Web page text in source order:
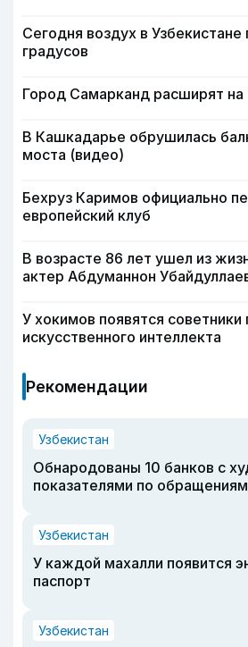
Сегодня воздух в
градусов
Город Самарканд расширят на
В Кашкадарье обрушилась
моста (видео)
Бехруз Каримов официально
европейский клуб
В возрасте 86 лет ушел из
актер Абдуманнон
У хокимов появятся советники
искусственного интеллекта
Рекомендации
Узбекистан
Обнародованы 10 банков с
показателями по обращениям
Узбекистан
У каждой махалли появится
паспорт
Узбекистан